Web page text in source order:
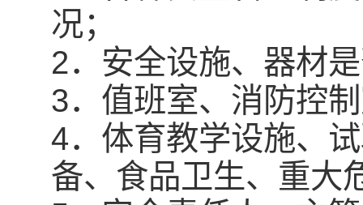
况；
2．安全设施、器材
3．值班室、消防控
4．体育教学设施、
备、食品卫生、重大